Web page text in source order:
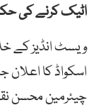
اٹیک کرنے کی
ویسٹ انڈیز کے
اسکواڈ کا
چیئرمین محسن